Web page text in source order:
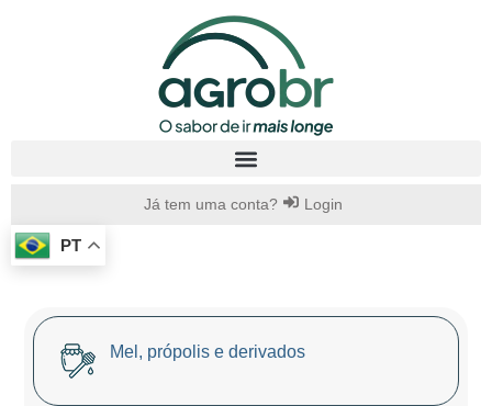
Já tem uma conta? Login
PT
Mel, própolis e derivados